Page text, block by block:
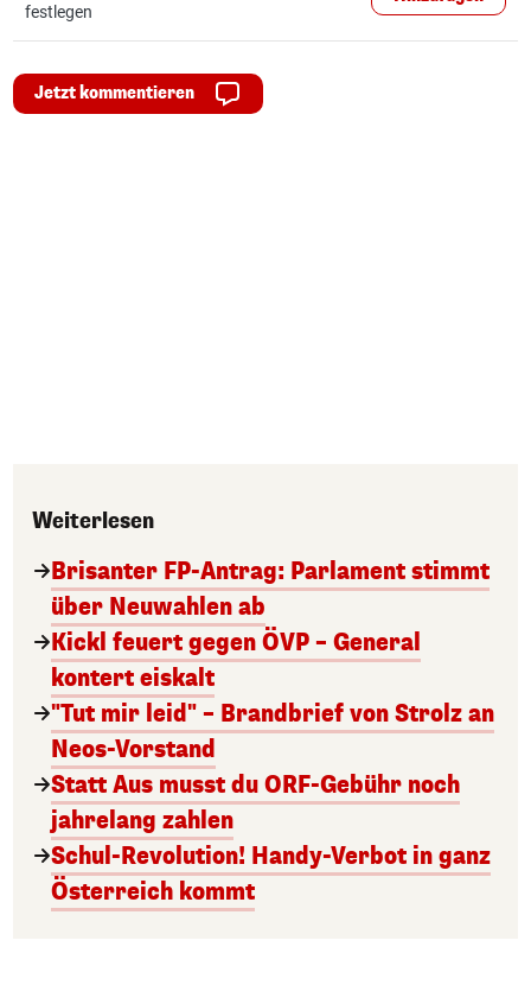
festlegen
Jetzt kommentieren
Weiterlesen
Brisanter FP-Antrag: Parlament stimmt
über Neuwahlen ab
Kickl feuert gegen ÖVP – General
kontert eiskalt
"Tut mir leid" – Brandbrief von Strolz an
Neos-Vorstand
Statt Aus musst du ORF-Gebühr noch
jahrelang zahlen
Schul-Revolution! Handy-Verbot in ganz
Österreich kommt